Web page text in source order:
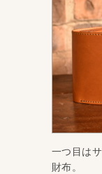
一つ目は
財布。